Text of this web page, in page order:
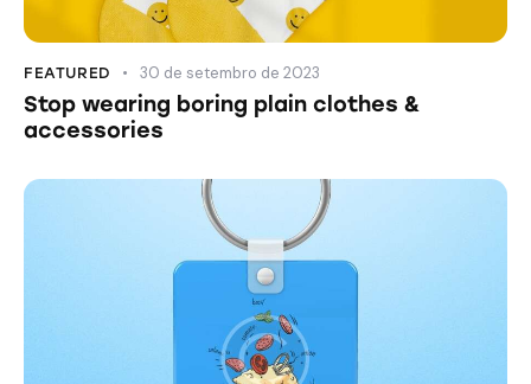
FEATURED 30 de setembro de 2023
Stop wearing boring plain clothes &
accessories